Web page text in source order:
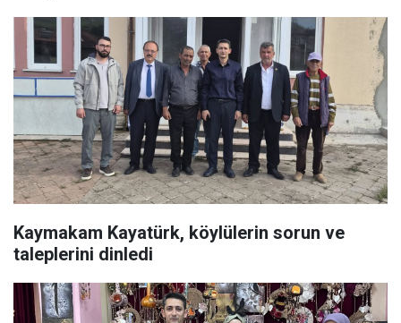
Kaymakam Kayatürk, köylülerin sorun ve
taleplerini dinledi